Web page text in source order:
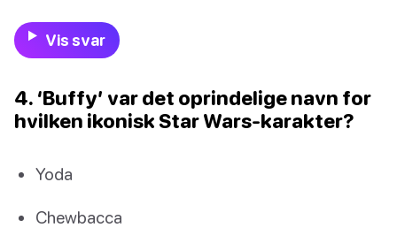
Vis svar
4. ‘Buffy’ var det oprindelige navn for
hvilken ikonisk Star Wars-karakter?
Yoda
Chewbacca